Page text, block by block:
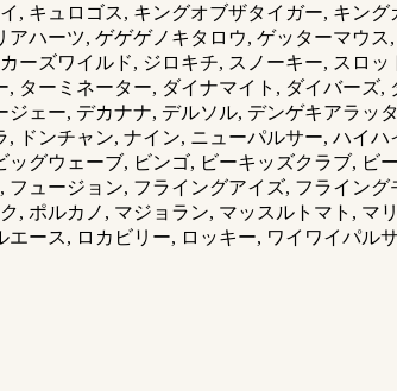
, キュロゴス, キングオブザタイガー, キン
ハーツ, ゲゲゲノキタロウ, ゲッターマウ
ーズワイルド, ジロキチ, スノーキー, スロ
ターミネーター, ダイナマイト, ダイバーズ
ェー, デカナナ, デルソル, デンゲキアラ
ドンチャン, ナイン, ニューパルサー, ハイ
グウェーブ, ビンゴ, ビーキッズクラブ,
ュージョン, フライングアイズ, フライン
, ポルカノ, マジョラン, マッスルトマト,
ース, ロカビリー, ロッキー, ワイワイパル